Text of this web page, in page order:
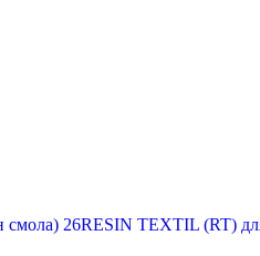
смола) 26RESIN TEXTIL (RT)